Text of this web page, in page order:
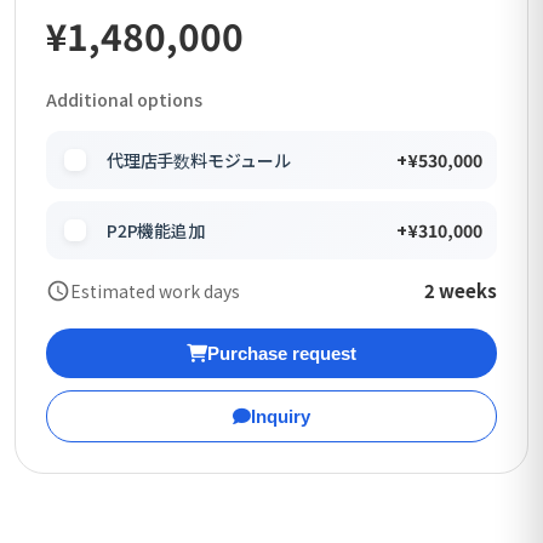
¥1,480,000
Additional options
代理店手数料モジュール +¥530,000
P2P機能追加 +¥310,000
Estimated work days 2 weeks
Purchase request
Inquiry